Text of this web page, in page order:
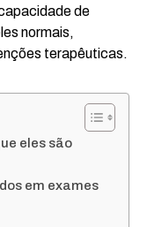
de
normais,
terapêuticas.
eles são
em exames